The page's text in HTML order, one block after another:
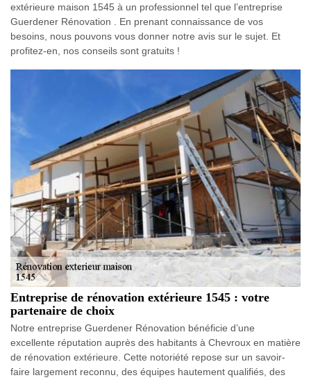
extérieure maison 1545 à un professionnel tel que l’entreprise
Guerdener Rénovation . En prenant connaissance de vos
besoins, nous pouvons vous donner notre avis sur le sujet. Et
profitez-en, nos conseils sont gratuits !
Entreprise de rénovation extérieure 1545 : votre
partenaire de choix
Notre entreprise Guerdener Rénovation bénéficie d’une
excellente réputation auprès des habitants à Chevroux en matière
de rénovation extérieure. Cette notoriété repose sur un savoir-
faire largement reconnu, des équipes hautement qualifiés, des